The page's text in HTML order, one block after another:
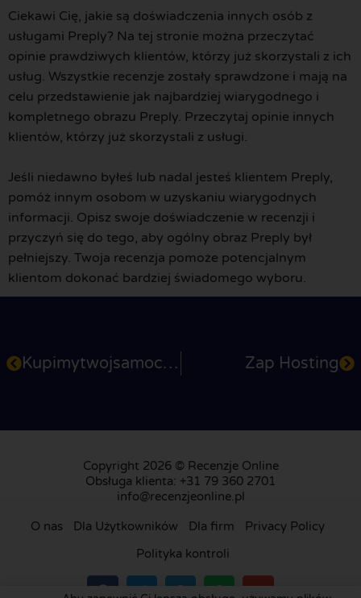
Ciekawi Cię, jakie są doświadczenia innych osób z
usługami Preply? Na tej stronie można przeczytać
opinie prawdziwych klientów, którzy już skorzystali z ich
usług. Wszystkie recenzje zostały sprawdzone i mają na
celu przedstawienie jak najbardziej wiarygodnego i
kompletnego obrazu Preply. Przeczytaj opinie innych
klientów, którzy już skorzystali z usługi.
Jeśli niedawno byłeś lub nadal jesteś klientem Preply,
pomóż innym osobom w uzyskaniu wiarygodnych
informacji. Opisz swoje doświadczenie w recenzji i
przyczyń się do tego, aby ogólny obraz Preply był
pełniejszy. Twoja recenzja pomoże potencjalnym
klientom dokonać bardziej świadomego wyboru.
Kupimytwojsamochod.pl Zap Hosting
Copyright 2026 © Recenzje Online
Obsługa klienta: +31 79 360 2701
info@recenzjeonline.pl
O nas Dla Użytkowników Dla firm
Privacy Policy
Polityka kontroli